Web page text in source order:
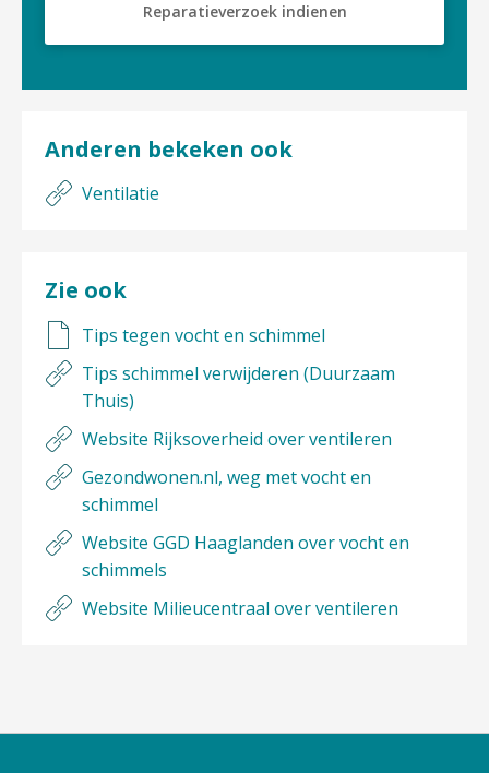
Reparatieverzoek indienen
Anderen bekeken ook
Ventilatie
Zie ook
Tips tegen vocht en schimmel
Tips schimmel verwijderen (Duurzaam
Thuis)
Website Rijksoverheid over ventileren
Gezondwonen.nl, weg met vocht en
schimmel
Website GGD Haaglanden over vocht en
schimmels
Website Milieucentraal over ventileren